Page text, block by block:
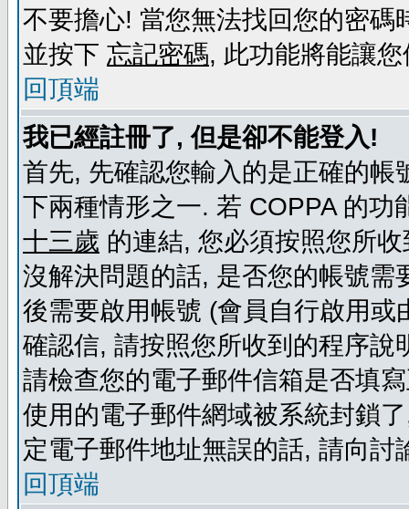
不要擔心! 當您無法找回您的密
並按下 忘記密碼, 此功能將能讓
回頂端
我已經註冊了, 但是卻不能登入!
首先, 先確認您輸入的是正確的
下兩種情形之一. 若 COPPA 的
十三歲 的連結, 您必須按照您所
沒解決問題的話, 是否您的帳號
後需要啟用帳號 (會員自行啟用
確認信, 請按照您所收到的程序
請檢查您的電子郵件信箱是否填
使用的電子郵件網域被系統封鎖
定電子郵件地址無誤的話, 請向
回頂端